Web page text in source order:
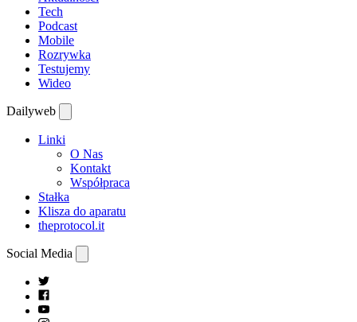
Tech
Podcast
Mobile
Rozrywka
Testujemy
Wideo
Dailyweb
Linki
O Nas
Kontakt
Współpraca
Stałka
Klisza do aparatu
theprotocol.it
Social Media